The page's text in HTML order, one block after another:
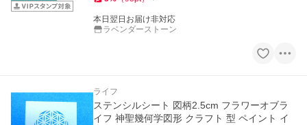
本日翌日お届け非対応
ラベンダーストーン
ライフ
ステンシルシート 図柄2.5cm フラワーオブラ
イフ 神聖幾何学図形 クラフト 型 ペイント イ